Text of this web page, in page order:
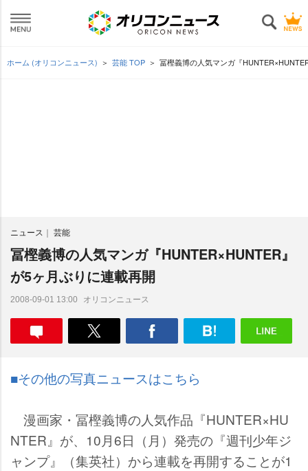
ホーム (オリコンニュース) 芸能 TOP 冨樫義博の人気マンガ『
ニュース 芸能
冨樫義博の人気マンガ『HUNTER×HUNTER』
が5ヶ月ぶりに連載再開
2008-09-01 13:00 オリコンニュース
■その他の写真ニュースはこちら
漫画家・冨樫義博の人気作品『HUNTER×HU
NTER』が、10月6日（月）発売の『週刊少年ジ
ャンプ』（集英社）から連載を再開することが1